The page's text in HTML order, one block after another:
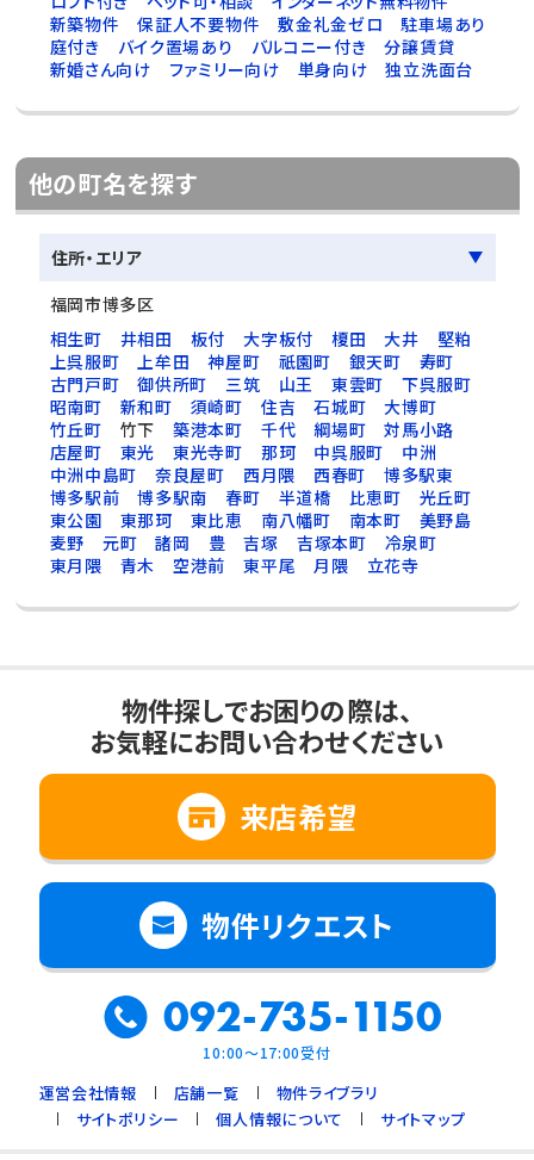
新築物件
保証人不要物件 敷金礼金ゼロ
駐車場あり
庭付き
バイク置場あり バルコニー付き
分譲賃貸
新婚さん向け
ファミリー向け 単身向け 独立洗面台
他の町名を探す
住所・エリア
福岡市博多区
相生町
井相田 板付 大字板付 榎田 大井
堅粕
上呉服町
上牟田 神屋町 祇園町 銀天町
寿町
古門戸町
御供所町 三筑 山王 東雲町
下呉服町
昭南町
新和町 須崎町 住吉 石城町
大博町
竹丘町
竹下 築港本町 千代 綱場町
対馬小路
店屋町
東光 東光寺町 那珂 中呉服町
中洲
中洲中島町
奈良屋町 西月隈 西春町
博多駅東
博多駅前
博多駅南 春町 半道橋 比恵町
光丘町
東公園
東那珂 東比恵 南八幡町 南本町
美野島
麦野
元町 諸岡 豊 吉塚 吉塚本町
冷泉町
東月隈
青木 空港前 東平尾 月隈 立花寺
物件探しでお困りの際は、
お気軽にお問い合わせください
来店希望
物件リクエスト
092-735-1150
10:00～17:00受付
運営会社情報 店舗一覧
物件ライブラリ
サイトポリシー
個人情報について サイトマップ